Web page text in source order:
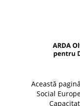
Această
Social